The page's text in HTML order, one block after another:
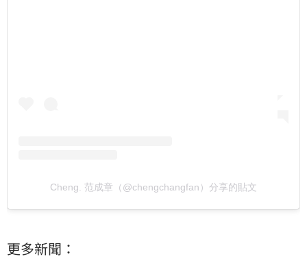
Cheng. 范成章（@chengchangfan）分享的貼文
更多新聞：